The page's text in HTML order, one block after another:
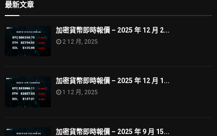
最新文章
加密貨幣即時報價 – 2025 年 12 月 2...
2 12 月, 2025
加密貨幣即時報價 – 2025 年 12 月 1...
1 12 月, 2025
加密貨幣即時報價 – 2025 年 9 月 15...